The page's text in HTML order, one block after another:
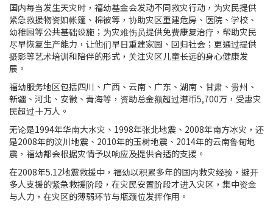
国内每当发生天灾时，福幼基金会发动不同救灾行动，为灾民提供
紧急救援物资如帐篷、棉被等，协助灾区重建危房、医院、学校、
幼稚园等公共基础设施；为灾难伤员提供免费康复治疗，帮助灾民
尽早恢复生产能力，让他们早日重建家园、回归社会；更通过提供
摄影等艺术培训和陪伴的形式，关注灾区儿童长远的身心健康发
展。
福幼服务地区包括四川、广西、云南、广东、湖南、甘肃、贵州、
新疆、河北、安徽、青海等，资助总金额超过港币5,700万，受惠灾
民超过十万人。
无论是1994年华南大水灾、1998年张北地震、2008年南方冰灾，还
是2008年的汶川地震、2010年的玉树地震、2014年的云南鲁甸地
震，福幼都会根据灾情予以响应及提供合适的支援。
在2008年5.12地震救援中，福幼以积累多年的国内救灾经验，避开
多人支援的紧急救援阶段，在灾民安置阶段才进入灾区，集中资金
与人力，在灾区的薄弱环节与瓶颈位发挥作用。